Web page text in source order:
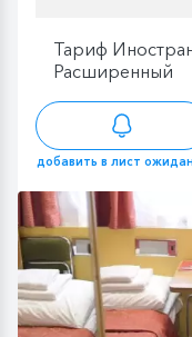
Тариф
Расширенный
добавить в лист